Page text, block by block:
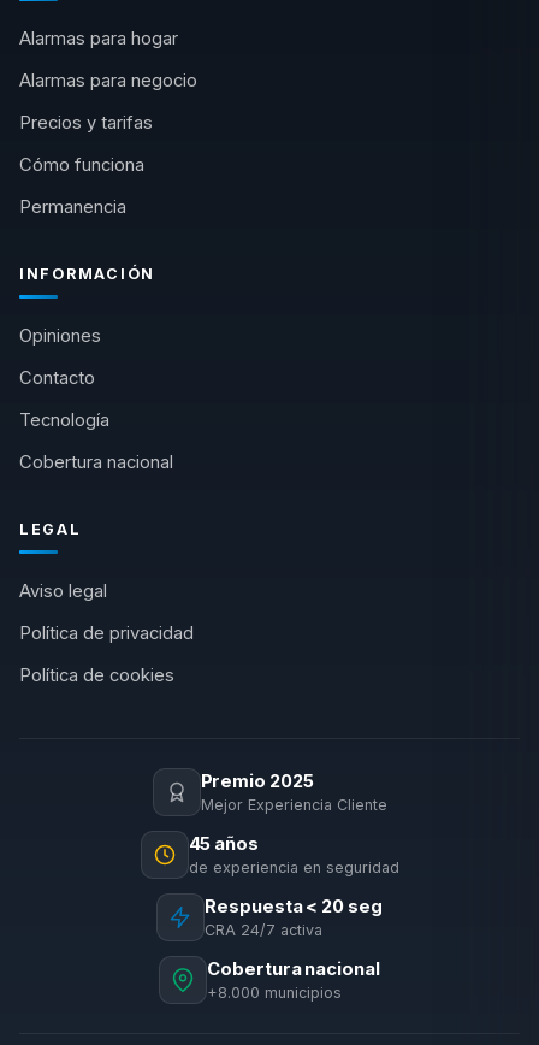
Alarmas para hogar
Alarmas para negocio
Precios y tarifas
Cómo funciona
Permanencia
INFORMACIÓN
Opiniones
Contacto
Tecnología
Cobertura nacional
LEGAL
Aviso legal
Política de privacidad
Política de cookies
Premio 2025
Mejor Experiencia Cliente
45 años
de experiencia en seguridad
Respuesta < 20 seg
CRA 24/7 activa
Cobertura nacional
+8.000 municipios